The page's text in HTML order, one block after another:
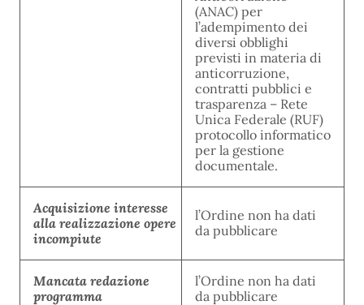
(ANAC) per
l’adempimento dei
diversi obblighi
previsti in materia di
anticorruzione,
contratti pubblici e
trasparenza – Rete
Unica Federale (RUF)
protocollo informatico
per la gestione
documentale.
Acquisizione interesse
alla realizzazione opere
incompiute
l’Ordine non ha dati
da pubblicare
Mancata redazione
programma
l’Ordine non ha dati
da pubblicare